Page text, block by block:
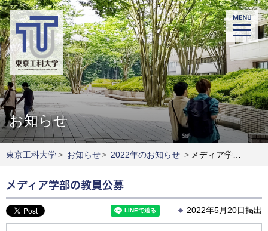
お知らせ
東京工科大学> お知らせ> 2022年のお知らせ > メディア学部の教員公募
メディア学部の教員公募
2022年5月20日掲出